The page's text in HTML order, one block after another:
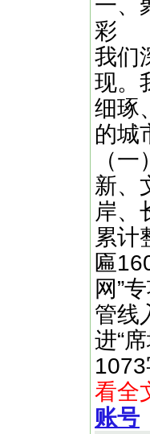
一、
彩
我们
现。
细琢
的城
（
新、
岸、
累计
匾
网”
管线
进“
看全
账号